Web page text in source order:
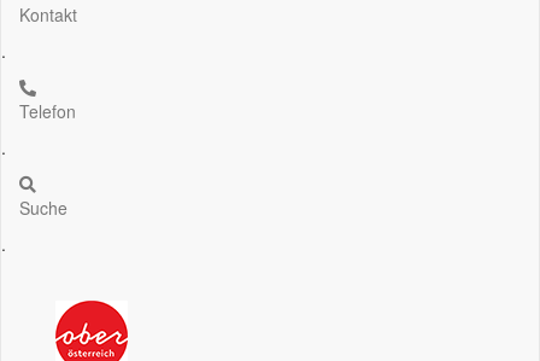
Kontakt
.
Telefon
.
Suche
.